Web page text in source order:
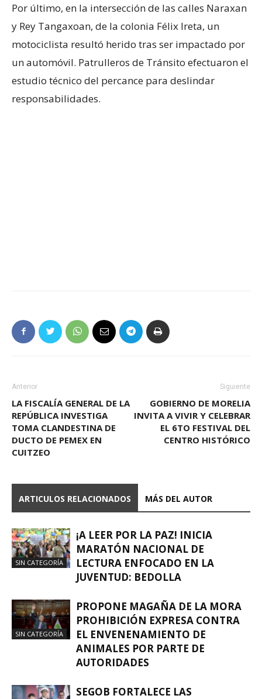
Por último, en la intersección de las calles Naraxan
y Rey Tangaxoan, de la colonia Félix Ireta, un
motociclista resultó herido tras ser impactado por
un automóvil. Patrulleros de Tránsito efectuaron el
estudio técnico del percance para deslindar
responsabilidades.
Anterior
LA FISCALÍA GENERAL DE LA
REPÚBLICA INVESTIGA
TOMA CLANDESTINA DE
DUCTO DE PEMEX EN
CUITZEO
Siguiente
GOBIERNO DE MORELIA
INVITA A VIVIR Y CELEBRAR
EL 6TO FESTIVAL DEL
CENTRO HISTÓRICO
ARTICULOS RELACIONADOS MÁS DEL AUTOR
SIN CATEGORÍA
¡A LEER POR LA PAZ! INICIA
MARATÓN NACIONAL DE
LECTURA ENFOCADO EN LA
JUVENTUD: BEDOLLA
SIN CATEGORÍA
PROPONE MAGAÑA DE LA MORA
PROHIBICIÓN EXPRESA CONTRA
EL ENVENENAMIENTO DE
ANIMALES POR PARTE DE
AUTORIDADES
SEGOB FORTALECE LAS